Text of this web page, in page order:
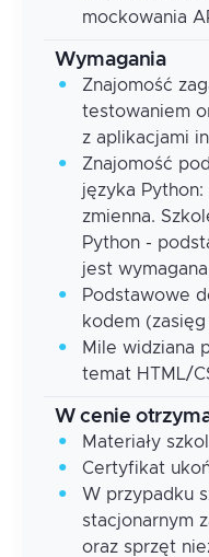
mockowania
Wymagania
Znajomość
testowaniem
z aplikacjami
Znajomość
języka
zmienna.
Python -
jest wymagana
Podstawowe
kodem
Mile widziana
temat HTML/
W cenie
Materiały
Certyfikat
W przypadku
stacjonarnym
oraz sprzęt